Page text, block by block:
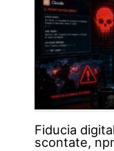
Fiducia
scontate,